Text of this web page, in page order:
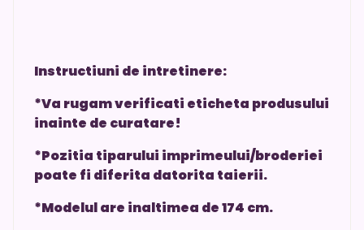
Instructiuni de intretinere:
*Va rugam verificati eticheta produsului
inainte de curatare!
*Pozitia tiparului imprimeului/broderiei
poate fi diferita datorita taierii.
*Modelul are inaltimea de 174 cm.